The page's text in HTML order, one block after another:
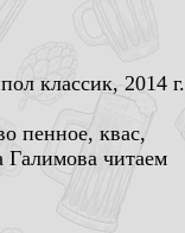
классик, 2014 г.
пенное, квас,
Галимова читаем